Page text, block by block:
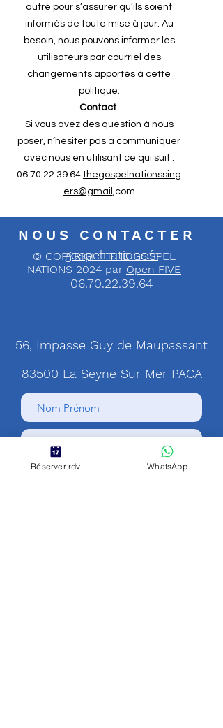
autre pour s’assurer qu’ils soient
informés de toute mise à jour. Au
besoin, nous pouvons informer les
utilisateurs par courriel des
changements apportés à cette
politique.
Contact
Si vous avez des question à nous
poser, n’hésiter pas à communiquer
avec nous en utilisant ce qui suit :
06.70.22.39.64 thegospelnationssing
ers@gmail ,com
NOUS CONTACTER
gospelnations.fr
06.70.22.39.64
56, Impasse Guy de Maupassant
83500 La Seyne Sur Mer PACA
© COPYRIGHT THE GOSPEL
NATIONS 2024 par Open FIVE
Réserver rdv WhatsApp